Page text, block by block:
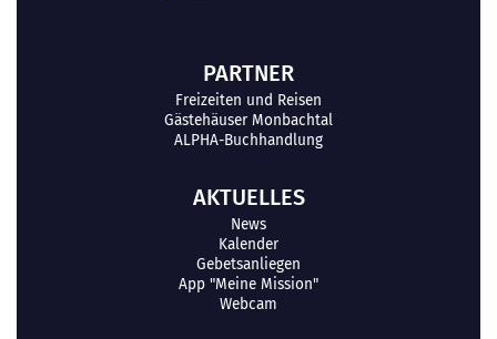
PARTNER
Freizeiten und Reisen
Gästehäuser Monbachtal
ALPHA-Buchhandlung
AKTUELLES
News
Kalender
Gebetsanliegen
App "Meine Mission"
Webcam